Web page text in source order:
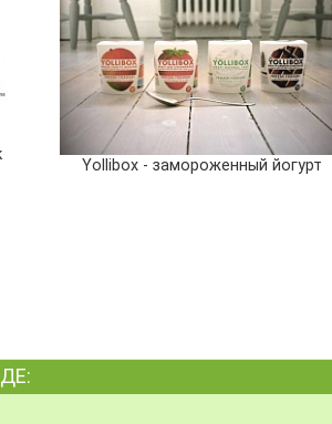
Yollibox - замороженный йогурт